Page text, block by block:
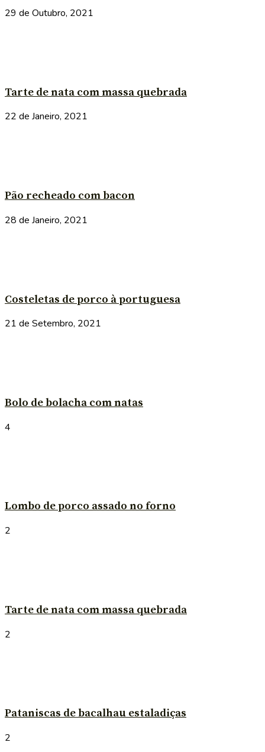
29 de Outubro, 2021
Tarte de nata com massa quebrada
22 de Janeiro, 2021
Pão recheado com bacon
28 de Janeiro, 2021
Costeletas de porco à portuguesa
21 de Setembro, 2021
Bolo de bolacha com natas
4
Lombo de porco assado no forno
2
Tarte de nata com massa quebrada
2
Pataniscas de bacalhau estaladiças
2